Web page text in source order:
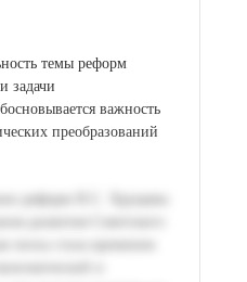
темы реформ
задачи
важность
преобразований